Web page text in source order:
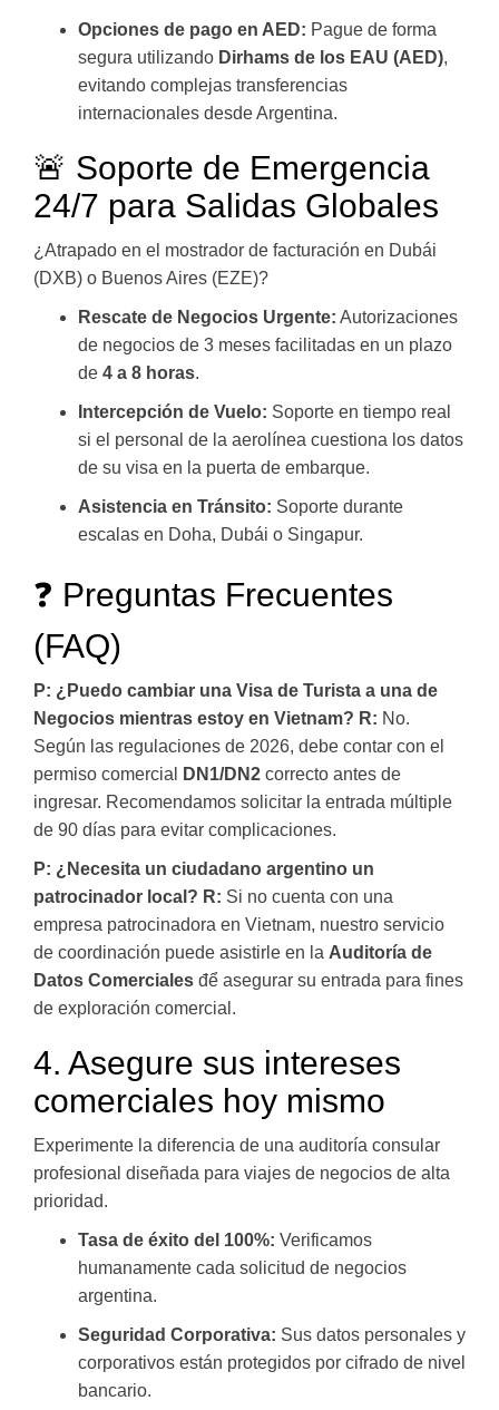
Opciones de pago en AED: Pague de forma
segura utilizando Dirhams de los EAU (AED),
evitando complejas transferencias
internacionales desde Argentina.
🚨 Soporte de Emergencia
24/7 para Salidas Globales
¿Atrapado en el mostrador de facturación en Dubái
(DXB) o Buenos Aires (EZE)?
Rescate de Negocios Urgente: Autorizaciones
de negocios de 3 meses facilitadas en un plazo
de 4 a 8 horas.
Intercepción de Vuelo: Soporte en tiempo real
si el personal de la aerolínea cuestiona los datos
de su visa en la puerta de embarque.
Asistencia en Tránsito: Soporte durante
escalas en Doha, Dubái o Singapur.
❓ Preguntas Frecuentes
(FAQ)
P: ¿Puedo cambiar una Visa de Turista a una de
Negocios mientras estoy en Vietnam? R: No.
Según las regulaciones de 2026, debe contar con el
permiso comercial
DN1/DN2 correcto antes de
ingresar. Recomendamos solicitar la entrada múltiple
de 90 días para evitar complicaciones.
P: ¿Necesita un ciudadano argentino un
patrocinador local? R: Si no cuenta con una
empresa patrocinadora en Vietnam, nuestro servicio
de coordinación puede asistirle en la Auditoría de
Datos Comerciales để asegurar su entrada para fines
de exploración comercial.
4. Asegure sus intereses
comerciales hoy mismo
Experimente la diferencia de una auditoría consular
profesional diseñada para viajes de negocios de alta
prioridad.
Tasa de éxito del 100%: Verificamos
humanamente cada solicitud de negocios
argentina.
Seguridad Corporativa: Sus datos personales y
corporativos están protegidos por cifrado de nivel
bancario.